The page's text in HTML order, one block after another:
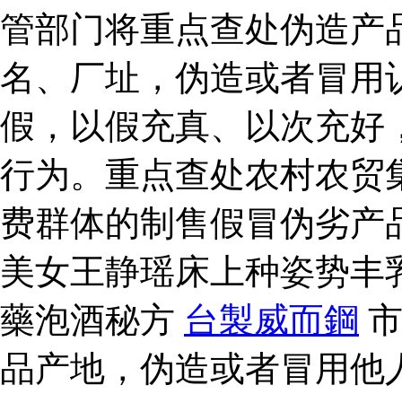
管部门将重点查处伪造产
名、厂址，伪造或者冒用
假，以假充真、以次充好
行为。重点查处农村农贸
费群体的制售假冒伪劣
美女王静瑶床上种姿势
藥泡酒秘方 台製威而鋼
品产地，伪造或者冒用